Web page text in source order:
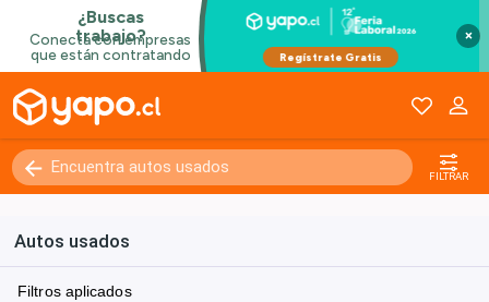
×
FILTRAR
Autos usados
Filtros aplicados